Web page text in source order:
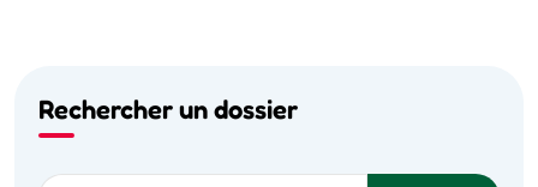
Rechercher un dossier